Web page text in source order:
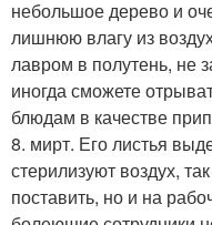
небольшое дерево и
лишнюю влагу из
лавром в полутень, не
иногда сможете
блюдам в качестве
8. мирт. Его листья
стерилизуют воздух,
поставить, но и на